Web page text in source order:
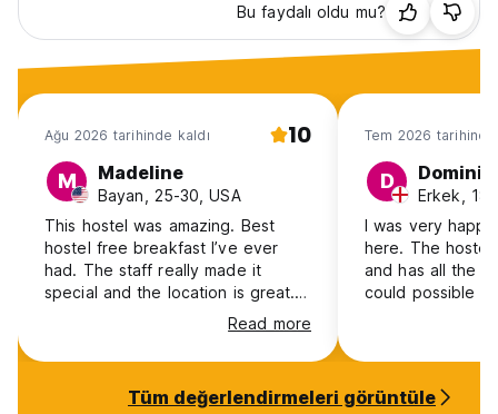
Bu faydalı oldu mu?
Ağu 2026 tarihinde kaldı 10
M Madeline
Bayan, 25-30, USA
This hostel was amazing. Best
hostel free breakfast I’ve ever
had. The staff really made it
special and the location is great.
On the quieter side, which is what
Read more
Tem 2026 tarihinde
D Dominic
Erkek,
I was very
here. The
and has all the
could possible
very comfortable. Additionally,
are extremely
Tüm değerlendirmeleri görüntüle